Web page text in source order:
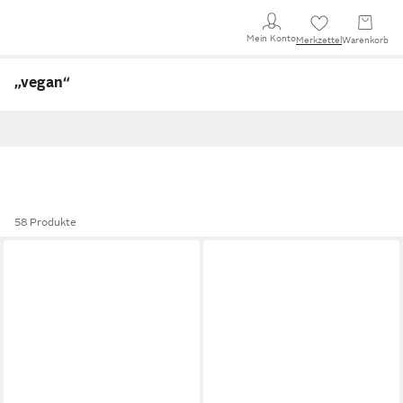
Mein KontoMerkzettel Warenkorb
„vegan“
58 Produkte